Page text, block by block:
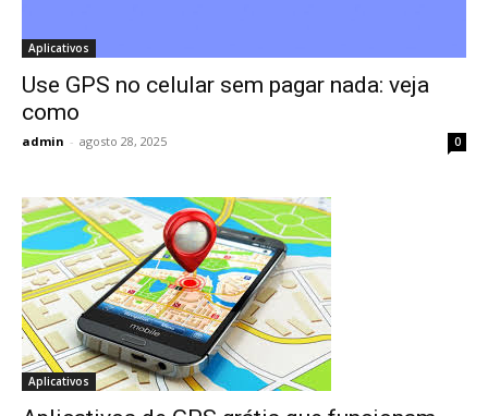
Aplicativos
Use GPS no celular sem pagar nada: veja
como
admin - agosto 28, 2025 0
Aplicativos